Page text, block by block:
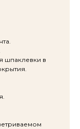
шпаклевки в